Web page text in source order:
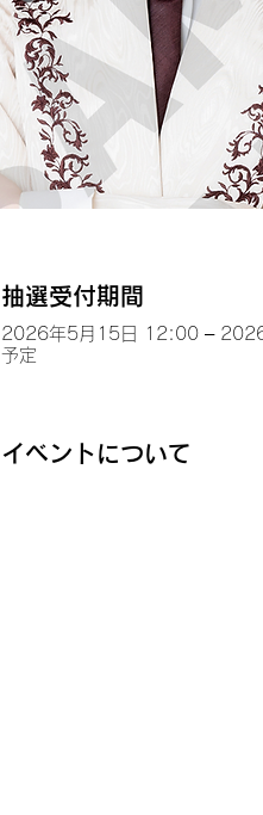
抽選受付期間
2026年5月15日 12:00 –
予定
イベントについて